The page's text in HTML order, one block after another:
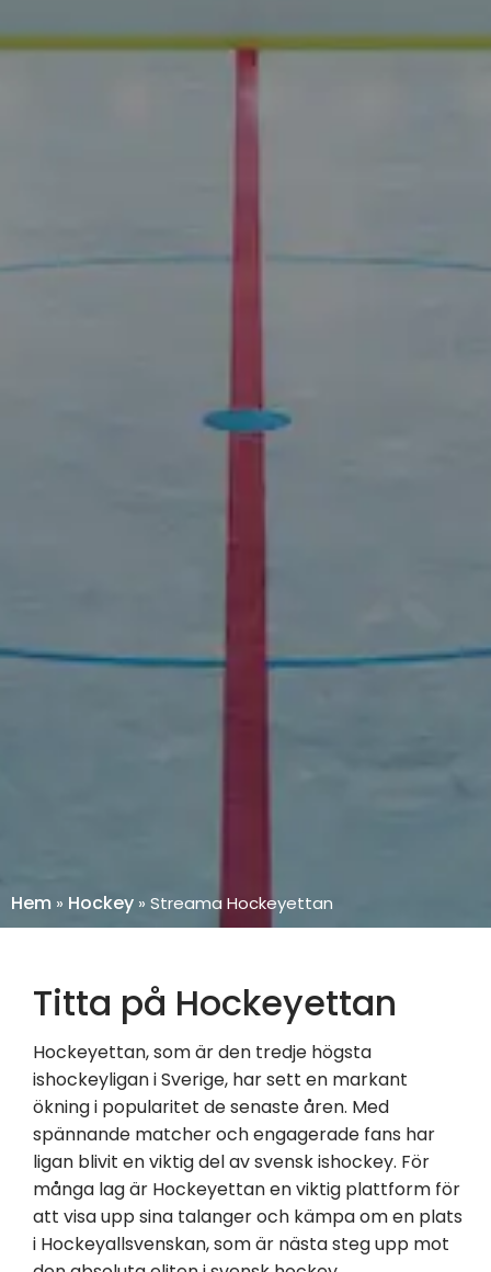
Hem » Hockey » Streama Hockeyettan
Titta på Hockeyettan
Hockeyettan, som är den tredje högsta
ishockeyligan i Sverige, har sett en markant
ökning i popularitet de senaste åren. Med
spännande matcher och engagerade fans har
ligan blivit en viktig del av svensk ishockey. För
många lag är Hockeyettan en viktig plattform för
att visa upp sina talanger och kämpa om en plats
i Hockeyallsvenskan, som är nästa steg upp mot